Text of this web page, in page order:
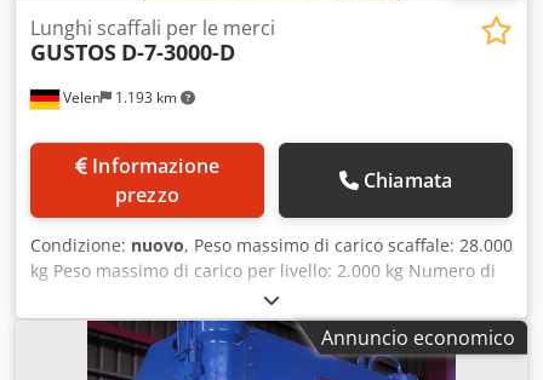
Velen 1.193 km
Lunghi scaffali per le merci
GUSTOS D-7-3000-D
prezzo
Chiamata
Condizione: nuovo, Peso massimo di carico scaffale: 28.000
kg Peso massimo di carico per livello: 2.000 kg Numero di
livelli di carico: 2 x 7 unità Lunghezza consigliata del
materiale: 6.000 mm Distanza tra i montanti: 3.000 mm
Altezza dello scaffale: 2.440 mm Dwjdpfxjfgyhas Afuea
Dimensioni (L x L x A): 3,7 x 2,55 x 2,4 m La soluzione più
Annuncio economico